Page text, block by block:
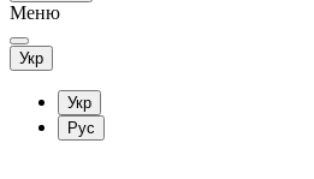
Меню
Укр
Укр
Рус